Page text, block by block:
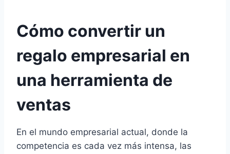
Cómo convertir un
regalo empresarial en
una herramienta de
ventas
En el mundo empresarial actual, donde la
competencia es cada vez más intensa, las